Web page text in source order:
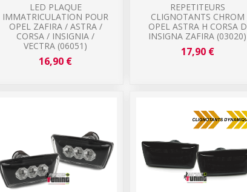
LED PLAQUE
IMMATRICULATION POUR
OPEL ZAFIRA / ASTRA /
CORSA / INSIGNIA /
VECTRA (06051)
16,90 €
REPETITEURS
CLIGNOTANTS CHROM
OPEL ASTRA H CORSA D
INSIGNA ZAFIRA (03020)
17,90 €